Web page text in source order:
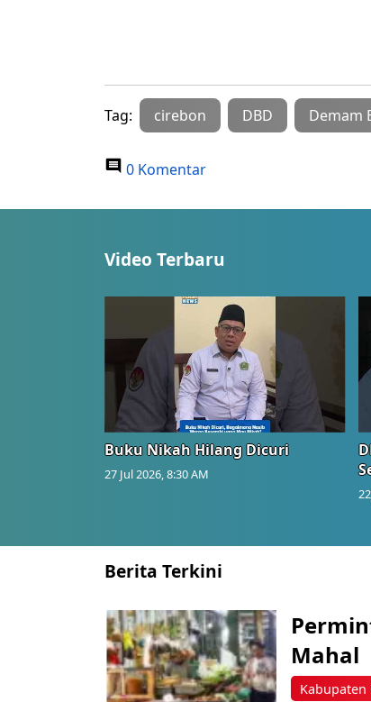
Tag: cirebon DBD Demam
0 Komentar
Video Terbaru
Buku Nikah Hilang Dicuri
27 Jul 2026, 8:30 AM
Berita Terkini
Kabupaten
Mahal